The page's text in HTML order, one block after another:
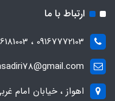
ارتباط با ما
09167772103 ، 09166181003
اهواز ، خیابان امام